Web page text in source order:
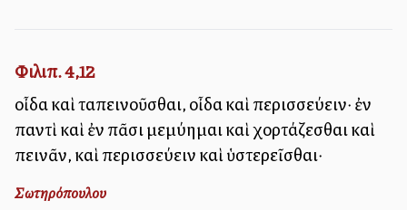
Φιλιπ. 4,12
οἶδα καὶ ταπεινοῦσθαι, οἶδα καὶ περισσεύειν· ἐν
παντὶ καὶ ἐν πᾶσι μεμύημαι καὶ χορτάζεσθαι καὶ
πεινᾶν, καὶ περισσεύειν καὶ ὑστερεῖσθαι·
Σωτηρόπουλου